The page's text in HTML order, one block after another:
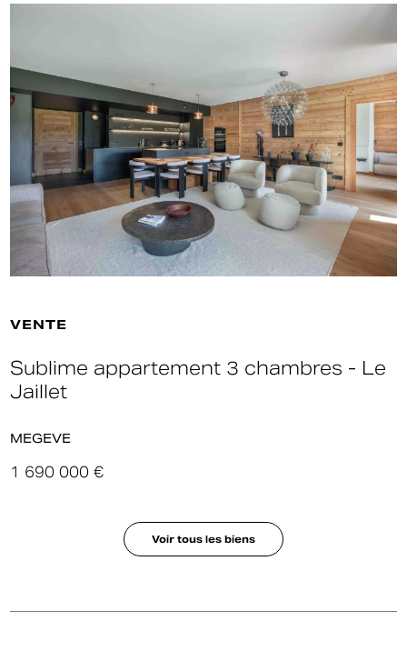
VENTE
Chalet neuf - Six chambres - Vues
dégagées
Megève
5 300 000 €
Voir tous les biens